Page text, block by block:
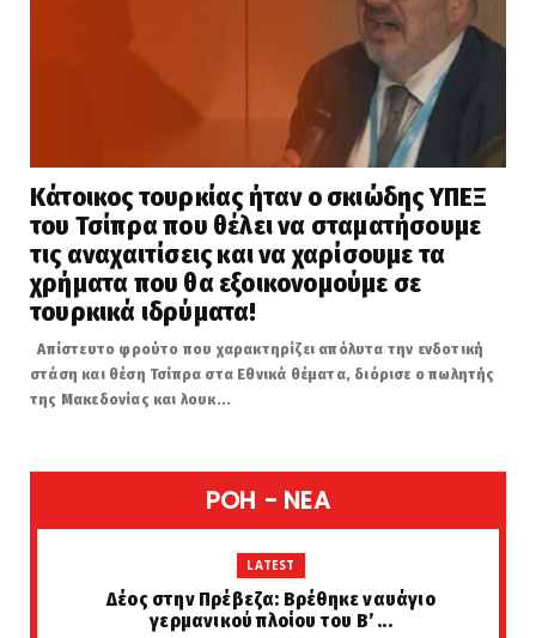
Κάτοικος τουρκίας ήταν ο σκιώδης ΥΠΕΞ
του Τσίπρα που θέλει να σταματήσουμε
τις αναχαιτίσεις και να χαρίσουμε τα
χρήματα που θα εξοικονομούμε σε
τουρκικά ιδρύματα!
Απίστευτο φρούτο που χαρακτηρίζει απόλυτα την ενδοτική
στάση και θέση Τσίπρα στα Εθνικά θέματα, διόρισε ο πωλητής
της Μακεδονίας και λουκ...
POH - NEA
LATEST
Δέος στην Πρέβεζα: Βρέθηκε ναυάγιο
γερμανικού πλοίου του Β’ ...